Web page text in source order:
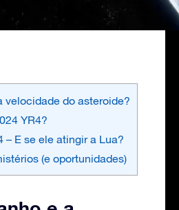
velocidade do asteroide?
YR4?
– E se ele atingir a Lua?
(e oportunidades)